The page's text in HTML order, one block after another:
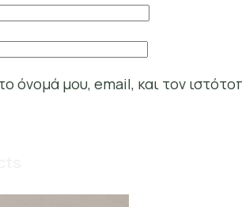
όνομά μου, email, και τον